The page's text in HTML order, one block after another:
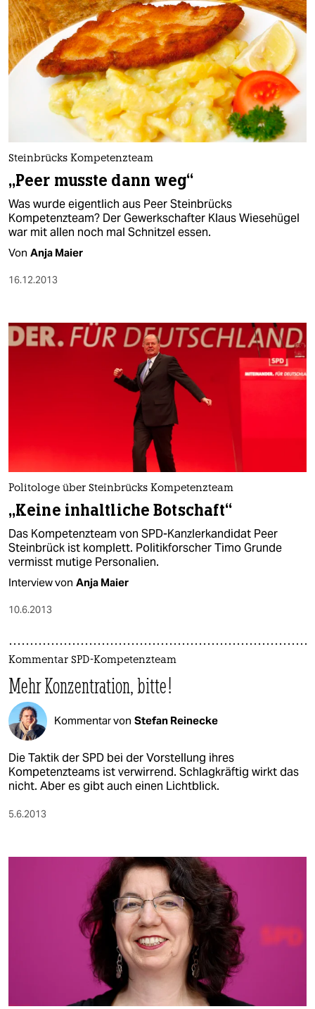
Steinbrücks Kompetenzteam
„Peer musste dann weg“
Was wurde eigentlich aus Peer Steinbrücks
Kompetenzteam? Der Gewerkschafter Klaus Wiesehügel
war mit allen noch mal Schnitzel essen.
Von Anja Maier
16.12.2013
Politologe über Steinbrücks Kompetenzteam
„Keine inhaltliche Botschaft“
Das Kompetenzteam von SPD-Kanzlerkandidat Peer
Steinbrück ist komplett. Politikforscher Timo Grunde
vermisst mutige Personalien.
Interview von Anja Maier
10.6.2013
Kommentar SPD-Kompetenzteam
Mehr Konzentration, bitte!
Kommentar von Stefan Reinecke
Die Taktik der SPD bei der Vorstellung ihres
Kompetenzteams ist verwirrend. Schlagkräftig wirkt das
nicht. Aber es gibt auch einen Lichtblick.
5.6.2013